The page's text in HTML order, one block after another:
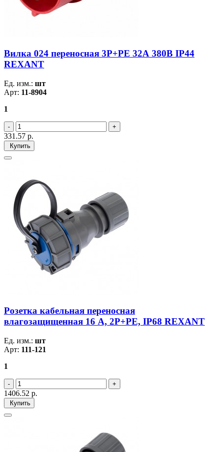
Вилка 024 переносная 3Р+РЕ 32А 380В IP44
REXANT
Ед. изм.: шт
Арт: 11-8904
1
331.57 р.
Купить
Розетка кабельная переносная
влагозащищенная 16 А, 2Р+РЕ, IP68 REXANT
Ед. изм.: шт
Арт: 111-121
1
1406.52 р.
Купить